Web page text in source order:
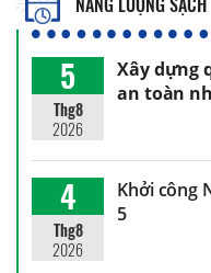
5
Thg8
2026
Xây dựng
an toàn
4
Thg8
2026
Khởi công
5